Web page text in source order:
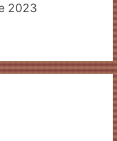
2023